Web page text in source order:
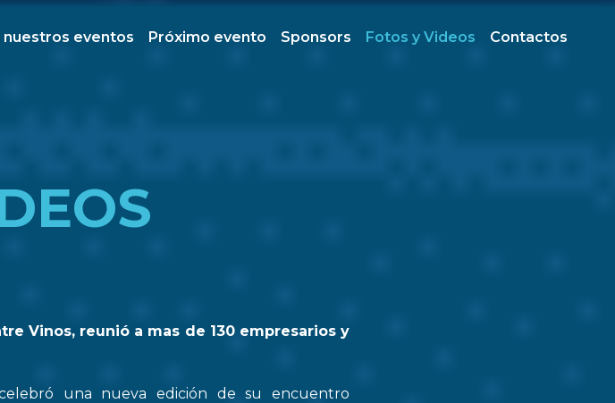
eventos Próximo evento Sponsors Fotos y Videos Contactos
Vinos, reunió a mas de 130 empresarios y
una nueva edición de su encuentro